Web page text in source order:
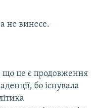
не винесе.
що це є продовження
бо існувала